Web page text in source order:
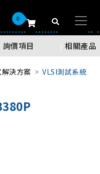
0
詢價項目 相關產品
決方案 VLSI測試系統